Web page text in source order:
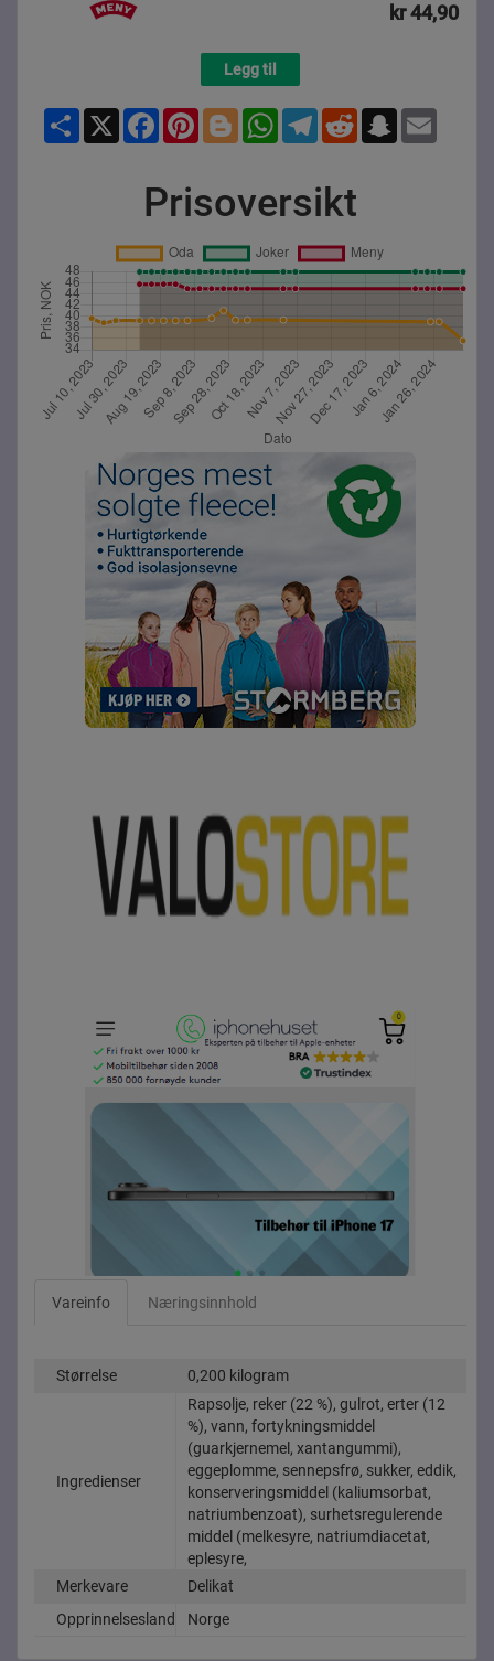
kr 44,90
Legg til
Share X FacebookPinterestBloggerWhatsAppTelegramReddit Snapchat
Prisoversikt
Vareinfo Næringsinnhold
Størrelse 0,200 kilogram
Ingredienser
Rapsolje, reker (22 %), gulrot, erter (12
%), vann, fortykningsmiddel
(guarkjernemel, xantangummi),
eggeplomme, sennepsfrø, sukker, eddik,
konserveringsmiddel (kaliumsorbat,
natriumbenzoat), surhetsregulerende
middel (melkesyre, natriumdiacetat,
eplesyre,
Merkevare
Delikat
Opprinnelsesland
Norge